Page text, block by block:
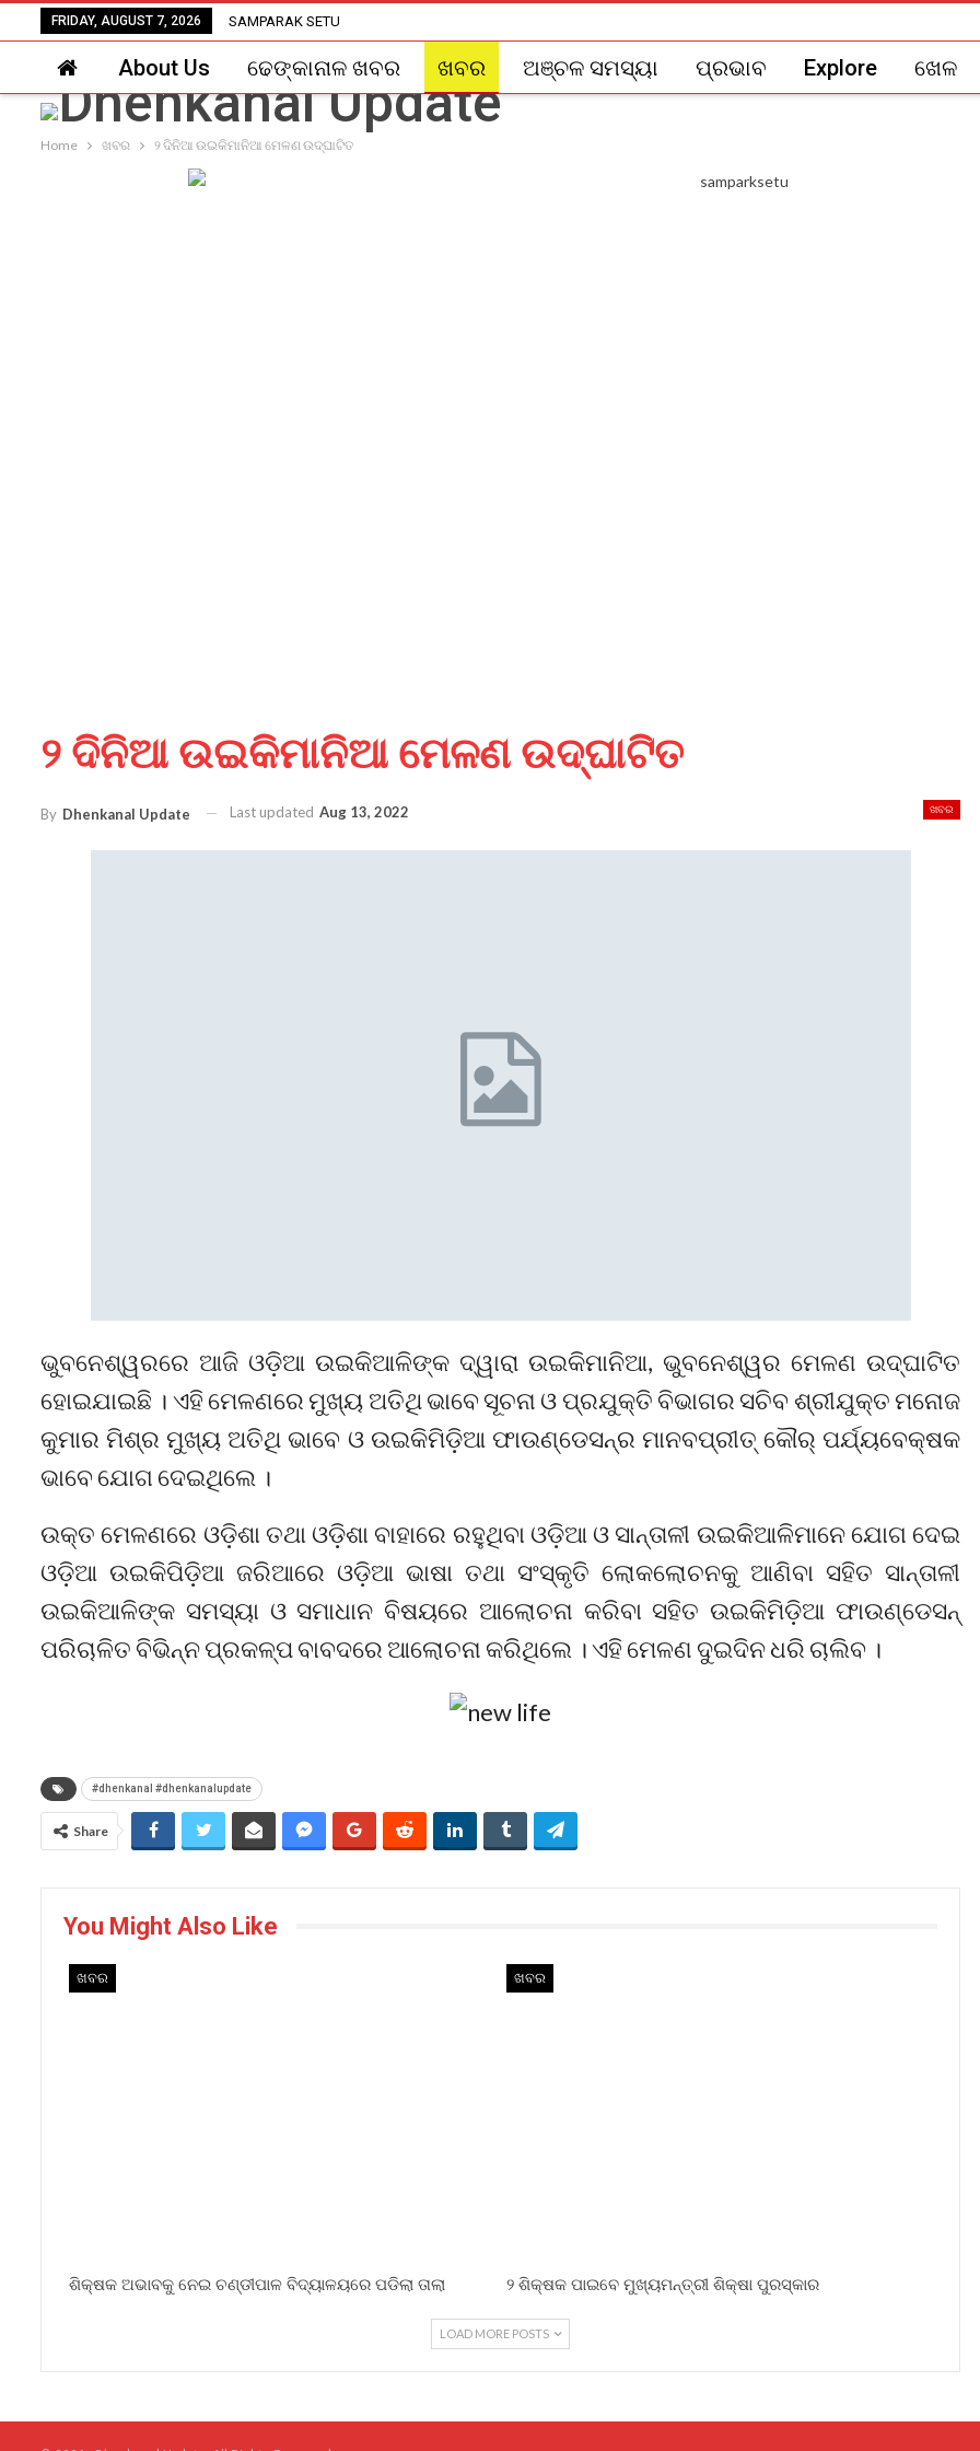
FRIDAY, AUGUST 7, 2026 SAMPARAK SETU
About Us ଢେଙ୍କାନାଳ ଖବର ଖବର ଅଞ୍ଚଳ ସମସ୍ୟା ପ୍ରଭାବ Explore ଖେଳ
Home ଖବର ୨ ଦିନିଆ ଉଇକିମାନିଆ ମେଳଣ ଉଦ୍‌ଘାଟିତ
୨ ଦିନିଆ ଉଇକିମାନିଆ ମେଳଣ ଉଦ୍‌ଘାଟିତ
ଖବର
By Dhenkanal Update Last updated Aug 13, 2022
ଭୁବନେଶ୍ୱରରେ ଆଜି ଓଡ଼ିଆ ଉଇକିଆଳିଙ୍କ ଦ୍ୱାରା ଉଇକିମାନିଆ, ଭୁବନେଶ୍ୱର ମେଳଣ ଉଦ୍‌ଘାଟିତ
ହୋଇଯାଇଛି । ଏହି ମେଳଣରେ ମୁଖ୍ୟ ଅତିଥି ଭାବେ ସୂଚନା ଓ ପ୍ରଯୁକ୍ତି ବିଭାଗର ସଚିବ ଶ୍ରୀଯୁକ୍ତ ମନୋଜ
କୁମାର ମିଶ୍ର ମୁଖ୍ୟ ଅତିଥି ଭାବେ ଓ ଉଇକିମିଡ଼ିଆ ଫାଉଣ୍ଡେସନ୍‌ର ମାନବପ୍ରୀତ୍ କୌର୍ ପର୍ଯ୍ୟବେକ୍ଷକ
ଭାବେ ଯୋଗ ଦେଇଥିଲେ ।
ଉକ୍ତ ମେଳଣରେ ଓଡ଼ିଶା ତଥା ଓଡ଼ିଶା ବାହାରେ ରହୁଥିବା ଓଡ଼ିଆ ଓ ସାନ୍ତାଳୀ ଉଇକିଆଳିମାନେ ଯୋଗ ଦେଇ
ଓଡ଼ିଆ ଉଇକିପିଡ଼ିଆ ଜରିଆରେ ଓଡ଼ିଆ ଭାଷା ତଥା ସଂସ୍କୃତି ଲୋକଲୋଚନକୁ ଆଣିବା ସହିତ ସାନ୍ତାଳୀ
ଉଇକିଆଳିଙ୍କ ସମସ୍ୟା ଓ ସମାଧାନ ବିଷୟରେ ଆଲୋଚନା କରିବା ସହିତ ଉଇକିମିଡ଼ିଆ ଫାଉଣ୍ଡେସନ୍
ପରିଚାଳିତ ବିଭିନ୍ନ ପ୍ରକଳ୍ପ ବାବଦରେ ଆଲୋଚନା କରିଥିଲେ । ଏହି ମେଳଣ ଦୁଇଦିନ ଧରି ଚାଲିବ ।
#dhenkanal #dhenkanalupdate
Share
You Might Also Like
ଖବର
ଶିକ୍ଷକ ଅଭାବକୁ ନେଇ ଚଣ୍ଡୀପାଳ ବିଦ୍ୟାଳୟରେ ପଡିଲା ତାଲା
ଖବର
୨ ଶିକ୍ଷକ ପାଇବେ ମୁଖ୍ୟମନ୍ତ୍ରୀ ଶିକ୍ଷା ପୁରସ୍କାର
LOAD MORE POSTS